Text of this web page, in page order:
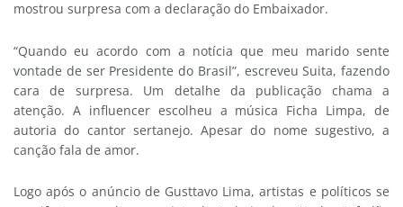
mostrou surpresa com a declaração do Embaixador.
“Quando eu acordo com a notícia que meu marido sente
vontade de ser Presidente do Brasil”, escreveu Suita, fazendo
cara de surpresa. Um detalhe da publicação chama a
atenção. A influencer escolheu a música Ficha Limpa, de
autoria do cantor sertanejo. Apesar do nome sugestivo, a
canção fala de amor.
Logo após o anúncio de Gusttavo Lima, artistas e políticos se